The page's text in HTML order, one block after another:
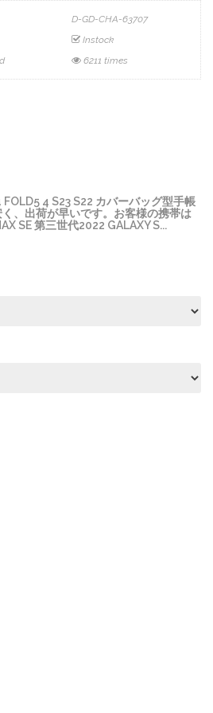
D-GD-CHA-63707
Instock
6211 times
4 S23 S22 カバーバッグ型手帳
、出荷が早いです。お客様の携帯は
SE 第三世代2022 GALAXY S...